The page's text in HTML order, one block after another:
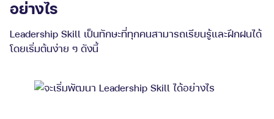
อย่างไร
Leadership Skill เป็นทักษะที่ทุกคนสามารถเรียนรู้และฝึกฝนได้
โดยเริ่มต้นง่าย ๆ ดังนี้